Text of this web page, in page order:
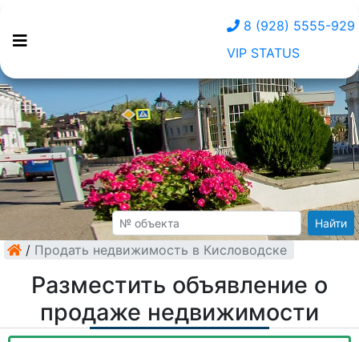
8 (928) 5555-929
VIP STATUS
Найти
/ Продать недвижимость в Кисловодске
Разместить объявление о
продаже недвижимости